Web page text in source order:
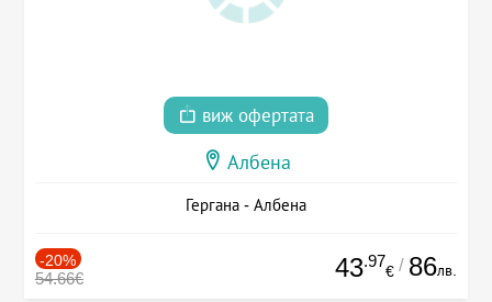
виж офертата
Албена
Гергана - Албена
-20%
54.66€ 43.97
€ / 86лв.